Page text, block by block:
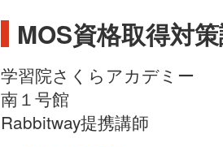
MOS資格取得対
学習院さくらアカデミー
南１号館
Rabbitway提携講師